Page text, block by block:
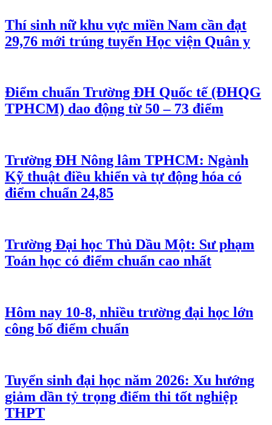
Thí sinh nữ khu vực miền Nam cần đạt
29,76 mới trúng tuyển Học viện Quân y
Điểm chuẩn Trường ĐH Quốc tế (ĐHQG
TPHCM) dao động từ 50 – 73 điểm
Trường ĐH Nông lâm TPHCM: Ngành
Kỹ thuật điều khiển và tự động hóa có
điểm chuẩn 24,85
Trường Đại học Thủ Dầu Một: Sư phạm
Toán học có điểm chuẩn cao nhất
Hôm nay 10-8, nhiều trường đại học lớn
công bố điểm chuẩn
Tuyển sinh đại học năm 2026: Xu hướng
giảm dần tỷ trọng điểm thi tốt nghiệp
THPT